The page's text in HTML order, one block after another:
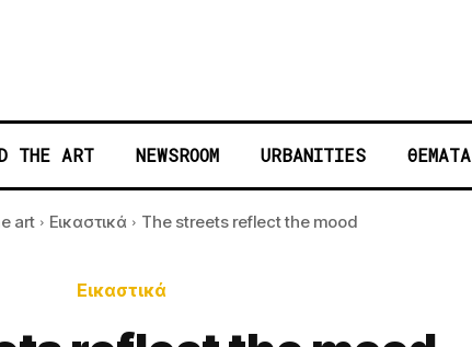
THE ART NEWSROOM URBANITIES ΘΕΜΑΤΑ
art Εικαστικά The streets reflect the mood
Εικαστικά